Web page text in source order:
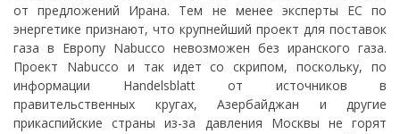
от предложений Ирана. Тем не менее эксперты ЕС по
энергетике признают, что крупнейший проект для поставок
газа в Европу Nabucco невозможен без иранского газа.
Проект Nabucco и так идет со скрипом, поскольку, по
информации Handelsblatt от источников в
правительственных кругах, Азербайджан и другие
прикаспийские страны из-за давления Москвы не горят